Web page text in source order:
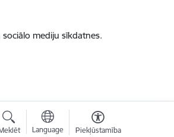
mediju sīkdatnes.
Language Piekļūstamība